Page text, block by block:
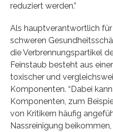
reduziert werden.”
Als hauptverantwortlich
schweren
die Verbrennungspartikel
Feinstaub besteht aus
toxischer und
Komponenten. “Dabei
Komponenten, zum
von Kritikern häufig
Nassreinigung